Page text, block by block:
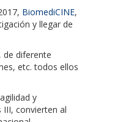
BiomediCINE,
y llegar de
de diferente
etc. todos ellos
y
convierten al